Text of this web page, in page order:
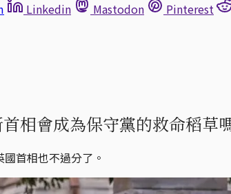
Linkedin Mastodon
Pinterest
相會成為保守黨的救命稻草
首相也不過分了。